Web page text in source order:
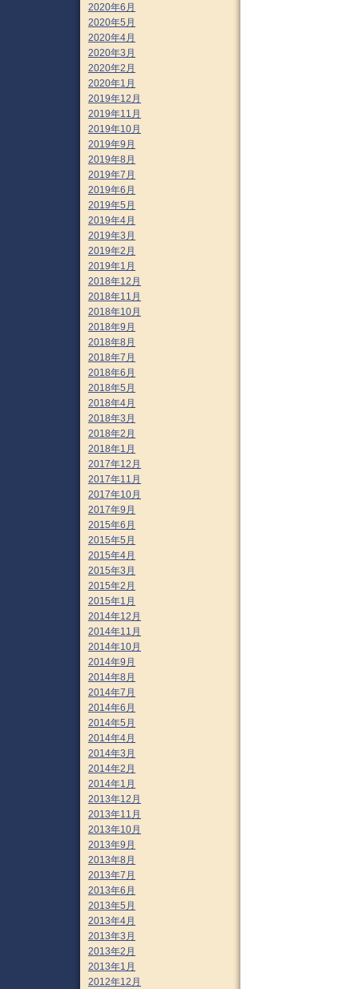
2020年6月
2020年5月
2020年4月
2020年3月
2020年2月
2020年1月
2019年12月
2019年11月
2019年10月
2019年9月
2019年8月
2019年7月
2019年6月
2019年5月
2019年4月
2019年3月
2019年2月
2019年1月
2018年12月
2018年11月
2018年10月
2018年9月
2018年8月
2018年7月
2018年6月
2018年5月
2018年4月
2018年3月
2018年2月
2018年1月
2017年12月
2017年11月
2017年10月
2017年9月
2015年6月
2015年5月
2015年4月
2015年3月
2015年2月
2015年1月
2014年12月
2014年11月
2014年10月
2014年9月
2014年8月
2014年7月
2014年6月
2014年5月
2014年4月
2014年3月
2014年2月
2014年1月
2013年12月
2013年11月
2013年10月
2013年9月
2013年8月
2013年7月
2013年6月
2013年5月
2013年4月
2013年3月
2013年2月
2013年1月
2012年12月